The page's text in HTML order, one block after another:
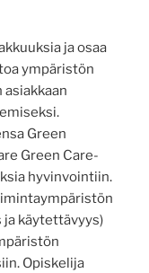
ja osaa
ympäristön
Green
Green Care-
hyvinvointiin.
käytettävyys)
Opiskelija